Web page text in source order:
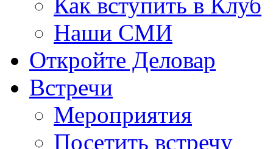
Наши СМИ
Откройте Деловар
Встречи
Мероприятия
Посетить встречу